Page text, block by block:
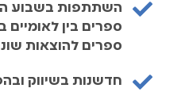
השתתפות בשבוע
ספרים בין לאומיים
ספרים להוצאות
חדשנות בשיווק